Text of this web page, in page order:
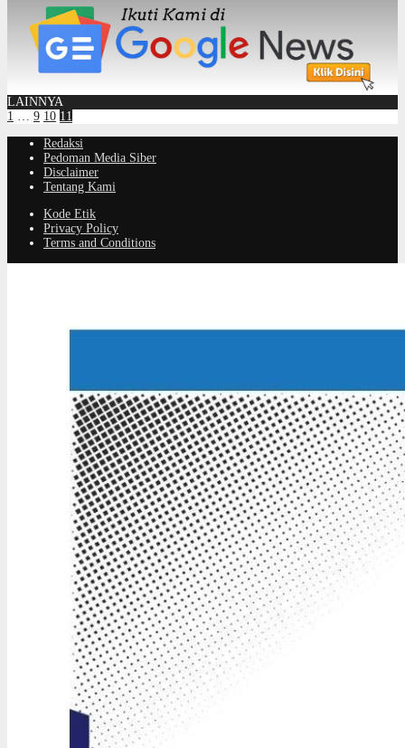
LAINNYA
1
9 10 11
Redaksi
Pedoman Media Siber
Disclaimer
Tentang Kami
Kode Etik
Privacy Policy
Terms and Conditions